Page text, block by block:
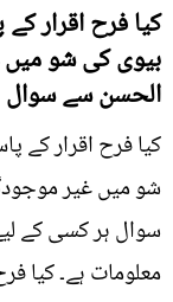
کیا فرح اقرار
بیوی کی شو میں
الحسن سے سوال
کیا فرح اقرار کے
شو میں غیر
سوال ہر کسی کے
معلومات ہے۔ کیا